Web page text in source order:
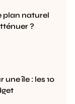
plan naturel
?
une île : les 10